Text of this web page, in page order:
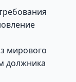
мирового
должника